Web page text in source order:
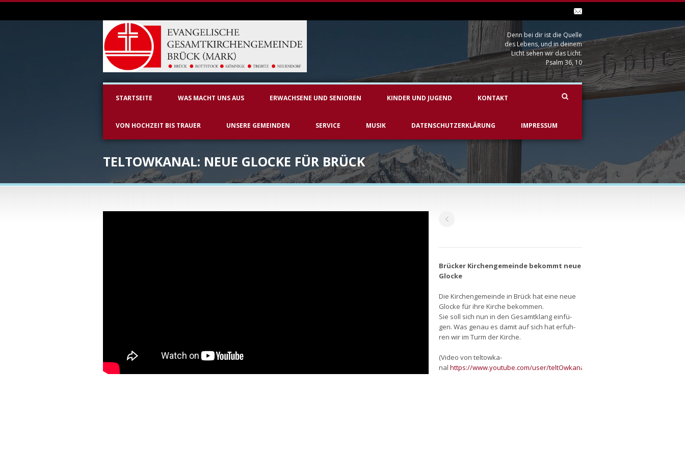
Denn bei dir ist die Quelle
des Lebens, und in deinem
Licht sehen wir das Licht.
Psalm 36, 10
STARTSEITE WAS MACHT UNS AUS ERWACHSENE UND SENIOREN KINDER UND JUGEND KONTAKT
VON HOCHZEIT BIS TRAUER UNSERE GEMEINDEN SERVICE MUSIK DATENSCHUTZERKLÄRUNG IMPRESSUM
TELTOWKANAL: NEUE GLOCKE FÜR BRÜCK
Brü­cker Kir­chen­ge­mein­de bekommt neue
Glo­cke
Die Kir­chen­ge­mein­de in Brück hat eine neue
Glo­cke für ihre Kir­che bekom­men.
Sie soll sich nun in den Gesamt­klang ein­fü­
gen. Was genau es damit auf sich hat erfuh­
ren wir im Turm der Kir­che.
(Video von tel­tow­ka­
nalhttps://www.youtube.com/user/teltOwkanal